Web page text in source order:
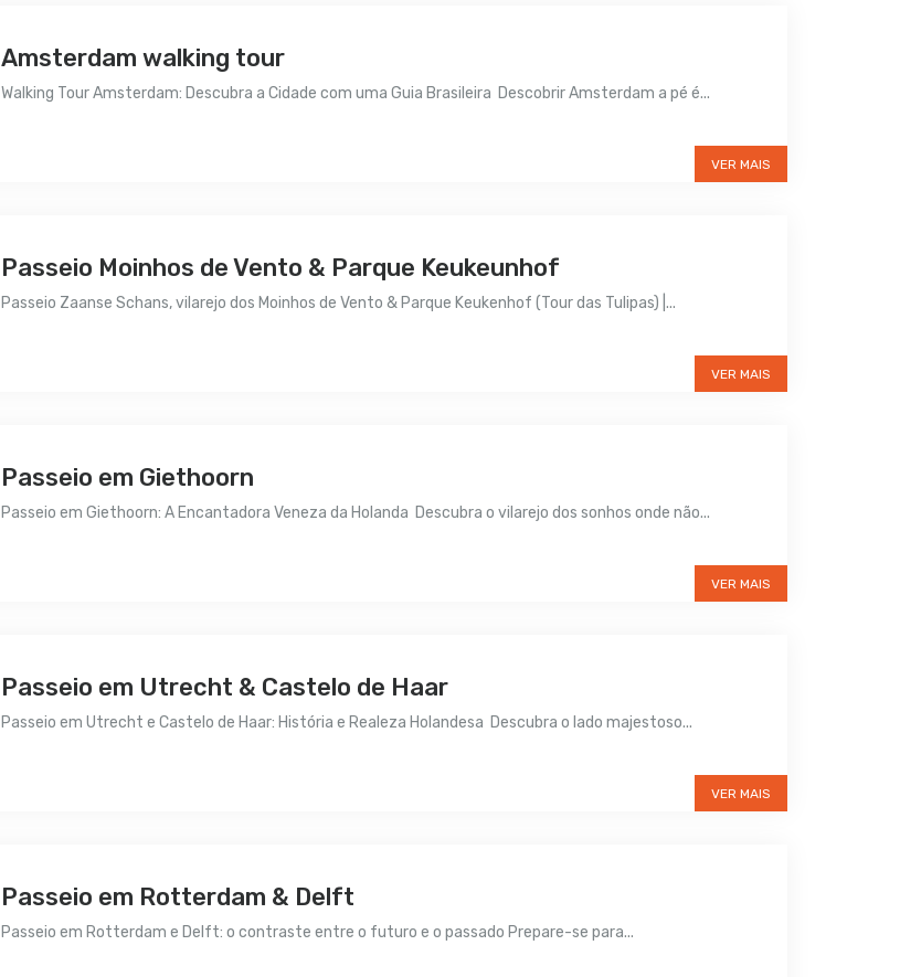
Amsterdam walking tour
Walking Tour Amsterdam: Descubra a Cidade com uma Guia Brasileira Descobrir Amsterdam a pé é...
VER MAIS
Passeio Moinhos de Vento & Parque Keukeunhof
Passeio Zaanse Schans, vilarejo dos Moinhos de Vento & Parque Keukenhof (Tour das Tulipas) |...
VER MAIS
Passeio em Giethoorn
Passeio em Giethoorn: A Encantadora Veneza da Holanda Descubra o vilarejo dos sonhos onde não...
VER MAIS
Passeio em Utrecht & Castelo de Haar
Passeio em Utrecht e Castelo de Haar: História e Realeza Holandesa Descubra o lado majestoso...
VER MAIS
Passeio em Rotterdam & Delft
Passeio em Rotterdam e Delft: o contraste entre o futuro e o passado Prepare-se para...